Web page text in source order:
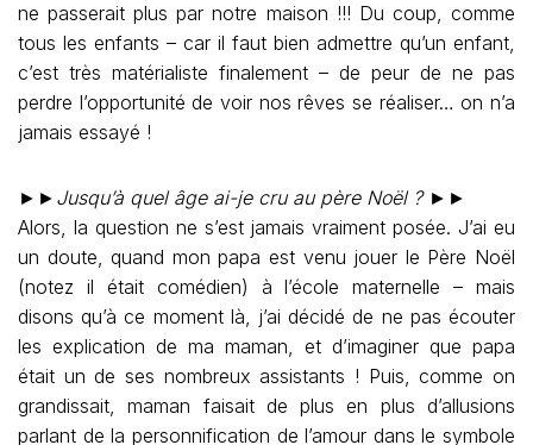
ne passerait plus par notre maison !!! Du coup, comme
tous les enfants – car il faut bien admettre qu’un enfant,
c’est très matérialiste finalement – de peur de ne pas
perdre l’opportunité de voir nos rêves se réaliser… on n’a
jamais essayé !
►► Jusqu’à quel âge ai-je cru au père Noël ?►►
Alors, la question ne s’est jamais vraiment posée. J’ai eu
un doute, quand mon papa est venu jouer le Père Noël
(notez il était comédien) à l’école maternelle – mais
disons qu’à ce moment là, j’ai décidé de ne pas écouter
les explication de ma maman, et d’imaginer que papa
était un de ses nombreux assistants ! Puis, comme on
grandissait, maman faisait de plus en plus d’allusions
parlant de la personnification de l’amour dans le symbole